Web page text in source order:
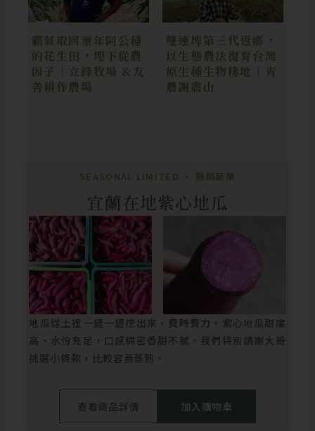
霸氣取回童年阿公種
的花生田，埋下從農
因子｜立鋒牧場 &友
善耕作農場
雙連埤第三代返鄉，
以生態農法復育台灣
原生種生物棲地｜青
農謝震山
SEASONAL LIMITED • 熱銷蔬果
宜蘭在地紫心地瓜
地瓜從土裡一鏟一鏟挖出來，費時費力。紫心地瓜甜度
高、水份充足，口感綿密香甜不膩。我們特別請謝大哥
挑選小條款，比較容易蒸熟。
查看商品詳情 加入購物車